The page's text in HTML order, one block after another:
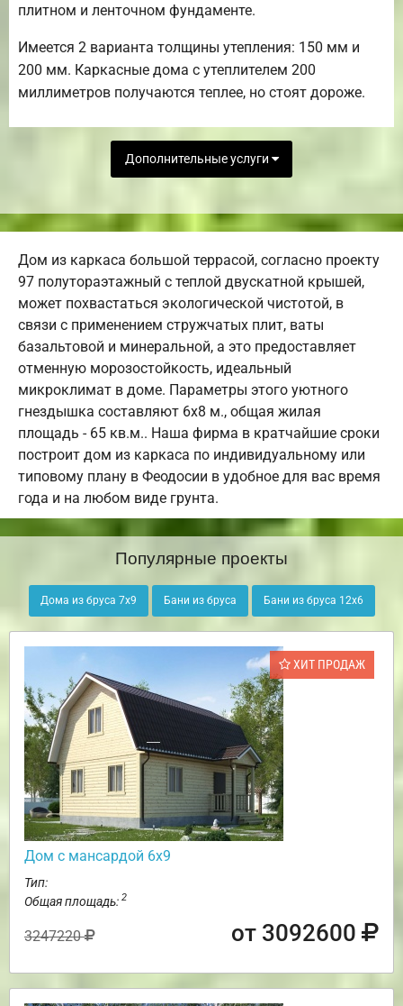
плитном и ленточном фундаменте.
Имеется 2 варианта толщины утепления: 150 мм и
200 мм. Каркасные дома с утеплителем 200
миллиметров получаются теплее, но стоят дороже.
Дополнительные услуги
Дом из каркаса большой террасой, согласно проекту
97 полутораэтажный с теплой двускатной крышей,
может похвастаться экологической чистотой, в
связи с применением стружчатых плит, ваты
базальтовой и минеральной, а это предоставляет
отменную морозостойкость, идеальный
микроклимат в доме. Параметры этого уютного
гнездышка составляют 6х8 м., общая жилая
площадь - 65 кв.м.. Наша фирма в кратчайшие сроки
построит дом из каркаса по индивидуальному или
типовому плану в Феодосии в удобное для вас время
года и на любом виде грунта.
Популярные проекты
Дома из бруса 7х9 Бани из бруса Бани из бруса 12х6
ХИТ ПРОДАЖ
Дом с мансардой 6х9
Тип:
Общая площадь: 2
3247220 от 3092600